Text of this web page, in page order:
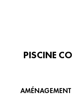
PISCINE
AMÉNAGEMENT